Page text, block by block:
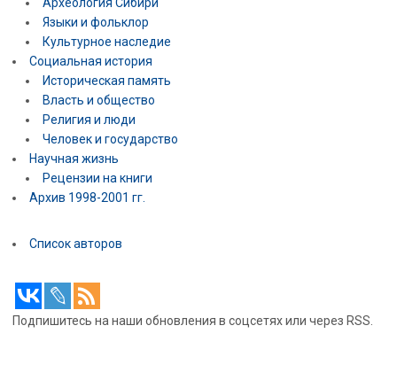
Языки и фольклор
Культурное наследие
Социальная история
Историческая память
Власть и общество
Религия и люди
Человек и государство
Научная жизнь
Рецензии на книги
Архив 1998-2001 гг.
Список авторов
Подпишитесь на наши обновления в соцсетях или через RSS.